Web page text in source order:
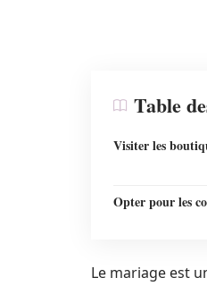
Table
Visiter les
Opter pour les
Le mariage est